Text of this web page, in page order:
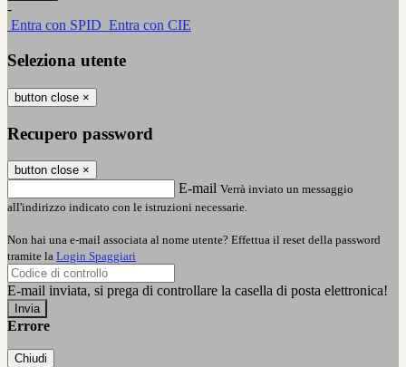
-
Entra con SPID Entra con CIE
Seleziona utente
button close ×
Recupero password
button close ×
E-mail Verrà inviato un messaggio
all'indirizzo indicato con le istruzioni necessarie.
Non hai una e-mail associata al nome utente? Effettua il reset della password
tramite la Login Spaggiari
E-mail inviata, si prega di controllare la casella di posta elettronica!
Errore
Chiudi